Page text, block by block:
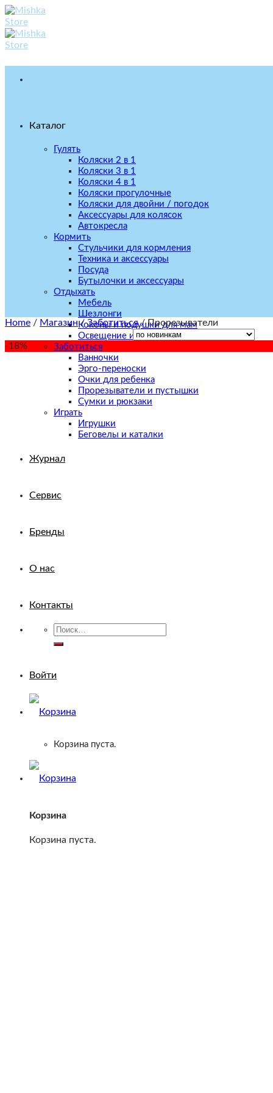
Skip
to
content
Каталог
Гулять
Коляски 2 в 1
Коляски 3 в 1
Коляски 4 в 1
Коляски прогулочные
Коляски для двойни / погодок
Аксессуары для колясок
Автокресла
Кормить
Стульчики для кормления
Техника и аксессуары
Посуда
Бутылочки и аксессуары
Отдыхать
Мебель
Шезлонги
Коконы и подушки для мам
Освещение и декор
Заботиться
Ванночки
Эрго-переноски
Очки для ребенка
Прорезыватели и пустышки
Сумки и рюкзаки
Играть
Игрушки
Беговелы и каталки
Журнал
Сервис
Бренды
О нас
Контакты
Искать:
Войти
Корзина пуста.
Корзина
Корзина пуста.
Home / Магазин / Заботиться /Прорезыватели
-18%